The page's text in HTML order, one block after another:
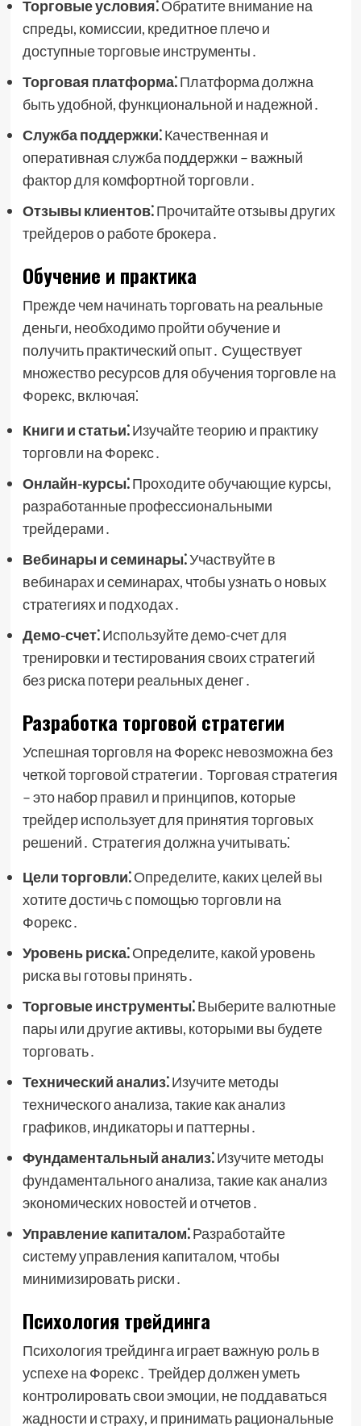
Торговые условия⁚Обратите внимание на
спреды, комиссии, кредитное плечо и
доступные торговые инструменты․
Торговая платформа⁚Платформа должна
быть удобной, функциональной и надежной․
Служба поддержки⁚Качественная и
оперативная служба поддержки – важный
фактор для комфортной торговли․
Отзывы клиентов⁚Прочитайте отзывы других
трейдеров о работе брокера․
Обучение и практика
Прежде чем начинать торговать на реальные
деньги, необходимо пройти обучение и
получить практический опыт․ Существует
множество ресурсов для обучения торговле на
Форекс, включая⁚
Книги и статьи⁚Изучайте теорию и практику
торговли на Форекс․
Онлайн-курсы⁚Проходите обучающие курсы,
разработанные профессиональными
трейдерами․
Вебинары и семинары⁚Участвуйте в
вебинарах и семинарах, чтобы узнать о новых
стратегиях и подходах․
Демо-счет⁚Используйте демо-счет для
тренировки и тестирования своих стратегий
без риска потери реальных денег․
Разработка торговой стратегии
Успешная торговля на Форекс невозможна без
четкой торговой стратегии․ Торговая стратегия
– это набор правил и принципов, которые
трейдер использует для принятия торговых
решений․ Стратегия должна учитывать⁚
Цели торговли⁚Определите, каких целей вы
хотите достичь с помощью торговли на
Форекс․
Уровень риска⁚Определите, какой уровень
риска вы готовы принять․
Торговые инструменты⁚Выберите валютные
пары или другие активы, которыми вы будете
торговать․
Технический анализ⁚Изучите методы
технического анализа, такие как анализ
графиков, индикаторы и паттерны․
Фундаментальный анализ⁚Изучите методы
фундаментального анализа, такие как анализ
экономических новостей и отчетов․
Управление капиталом⁚Разработайте
систему управления капиталом, чтобы
минимизировать риски․
Психология трейдинга
Психология трейдинга играет важную роль в
успехе на Форекс․ Трейдер должен уметь
контролировать свои эмоции, не поддаваться
жадности и страху, и принимать рациональные